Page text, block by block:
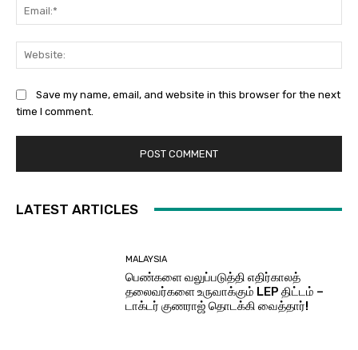
Save my name, email, and website in this browser for the next
time I comment.
LATEST ARTICLES
MALAYSIA
பெண்களை வலுப்படுத்தி எதிர்காலத்
தலைவர்களை உருவாக்கும் LEP திட்டம் –
டாக்டர் குணராஜ் தொடக்கி வைத்தார்!